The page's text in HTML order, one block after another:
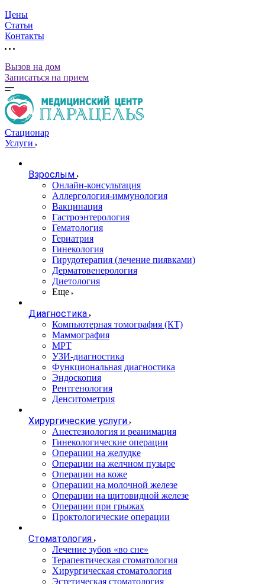
Цены
Статьи
Контакты
Вызов на дом
Записаться на прием
Стационар
Услуги
Взрослым
Онлайн-консультация
Аллергология-иммунология
Вакцинация
Гастроэнтерология
Гематология
Гериатрия
Гинекология
Гирудотерапия (лечение пиявками)
Дерматовенерология
Диетология
Еще
Диагностика
Компьютерная томография (КТ)
Маммография
МРТ
УЗИ-диагностика
Функциональная диагностика
Эндоскопия
Рентгенология
Денситометрия
Хирургические услуги
Анестезиология и реанимация
Гинекологические операции
Операции на желудке
Операции на желчном пузыре
Операции на коже
Операции на молочной железе
Операции на щитовидной железе
Операции при грыжах
Проктологические операции
Стоматология
Лечение зубов «во сне»
Терапевтическая стоматология
Хирургическая стоматология
Эстетическая стоматология